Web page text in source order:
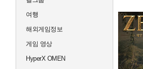
여행
해외게임정보
게임 영상
HyperX OMEN